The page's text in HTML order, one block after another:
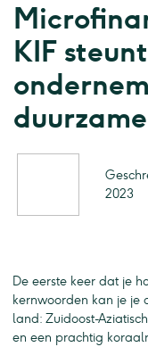
KIF
2023
De eerste keer dat je
kernwoorden kan je je
land: Zuidoost-
en een prachtig